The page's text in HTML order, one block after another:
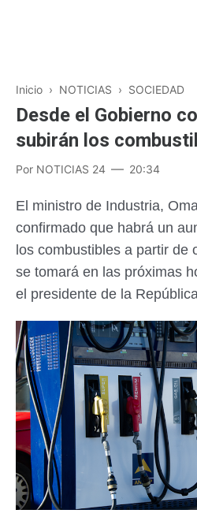
Inicio › NOTICIAS › SOCIEDAD
Desde el Gobierno
subirán los
Por NOTICIAS 24 20:34
El ministro de Industria,
confirmado que habrá un
los combustibles a partir de
se tomará en las próximas
el presidente de la